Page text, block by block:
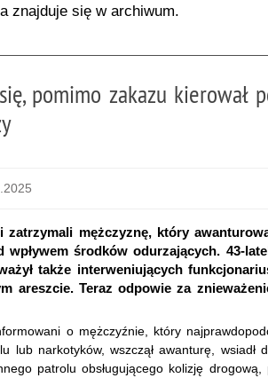
znajduje się w archiwum.
pomimo zakazu kierował
zatrzymali mężczyznę, który
wpływem środków odurzających. 43-
także interweniujących
areszcie. Teraz odpowie za
o mężczyźnie, który
lub narkotyków, wszczął awanturę, wsiadł
patrolu obsługującego kolizję drogową,